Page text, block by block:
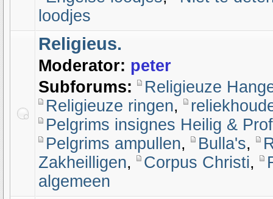
loodjes
Religieus.
Moderator: peter
Subforums:
Religieuze
Religieuze ringen,
Pelgrims insignes Heilig &
Pelgrims ampullen, Bulla's,
Zakheilligen, Corpus Christi,
algemeen